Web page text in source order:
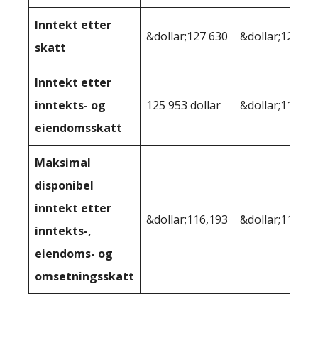
Inntekt etter
skatt
&dollar;127 630
Inntekt etter
inntekts- og
eiendomsskatt
125 953 dollar &dollar;119
Maksimal
disponibel
inntekt etter
inntekts-,
eiendoms- og
omsetningsskatt
&dollar;116,193 &dollar;112